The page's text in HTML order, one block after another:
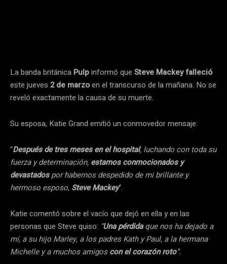
La banda británica Pulpinformó que Steve Mackey falleció
este jueves 2 de marzoen el transcurso de la mañana. No se
reveló exactamente la causa de su muerte.
Su esposa, Katie Grand emitió un conmovedor mensaje:
“Después de tres meses en el hospital, luchando con toda su
fuerza y ​​determinación, estamos conmocionados y
devastadospor habernos despedido de mi brillante y
hermoso esposo, Steve Mackey“.
Katie comentó sobre el vacío que dejó en ella y en las
personas que Steve quiso: “Una pérdidaque nos ha dejado a
mí, a su hijo Marley, a los padres Kath y Paul, a la hermana
Michelle y a muchos amigoscon el corazón roto“.